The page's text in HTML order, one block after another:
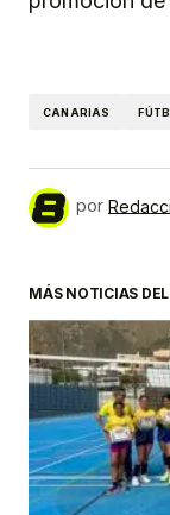
CANARIAS
por
MÁS NOTICIAS